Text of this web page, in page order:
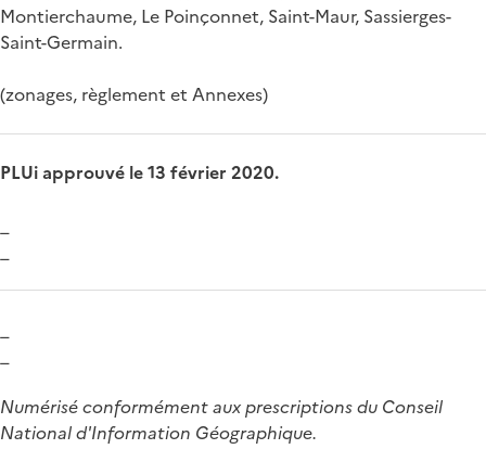
Montierchaume, Le Poinçonnet, Saint-Maur, Sassierges-
Saint-Germain.
(zonages, règlement et Annexes)
PLUi approuvé le 13 février 2020.
Numérisé conformément aux prescriptions du Conseil
National d'Information Géographique.